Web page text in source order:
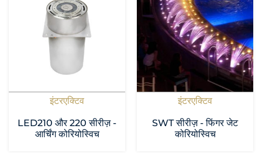
इंटरएक्टिव
LED210 और 220 सीरीज़ -
आर्चिंग कोरियोस्विच
इंटरएक्टिव
SWT सीरीज़ - फिंगर जेट
कोरियोस्विच